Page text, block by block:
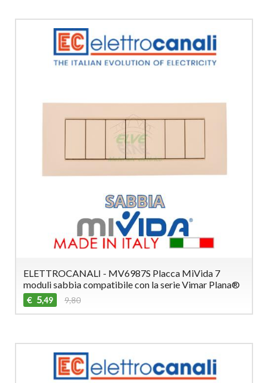
ELETTROCANALI - MV6987S Placca MiVida 7
moduli sabbia compatibile con la serie Vimar Plana®
€ 5,49 9,80